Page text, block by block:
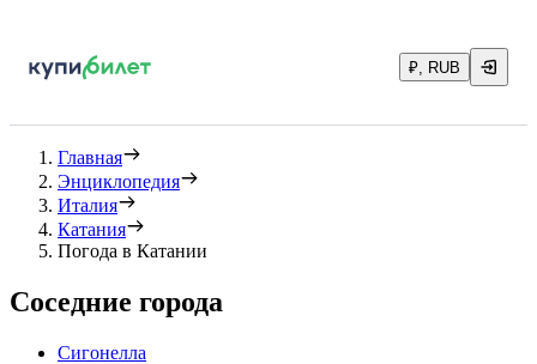
₽, RUB
Главная
Энциклопедия
Италия
Катания
Погода в Катании
Соседние города
Сигонелла